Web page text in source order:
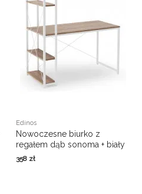
Edinos
Nowoczesne biurko z
regałem dąb sonoma + biały
- Revers 2X
358 zł